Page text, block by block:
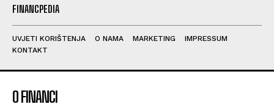
FINANCPEDIA
UVJETI KORIŠTENJA O NAMA MARKETING
IMPRESSUM
KONTAKT
O FINANCI